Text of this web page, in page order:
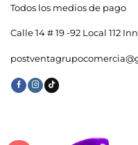
Todos los medios de pago
Calle 14 # 19 -92 Local 112